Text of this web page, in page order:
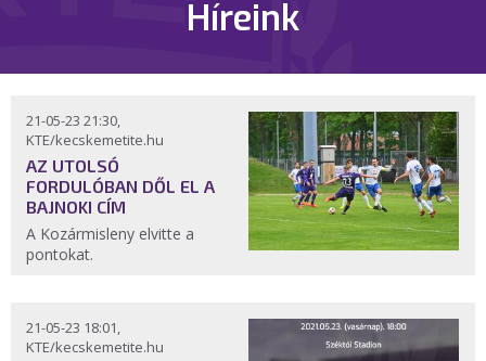
Híreink
21-05-23 21:30,
KTE/kecskemetite.hu
AZ UTOLSÓ
FORDULÓBAN DŐL EL A
BAJNOKI CÍM
A Kozármisleny elvitte a
pontokat.
21-05-23 18:01,
KTE/kecskemetite.hu